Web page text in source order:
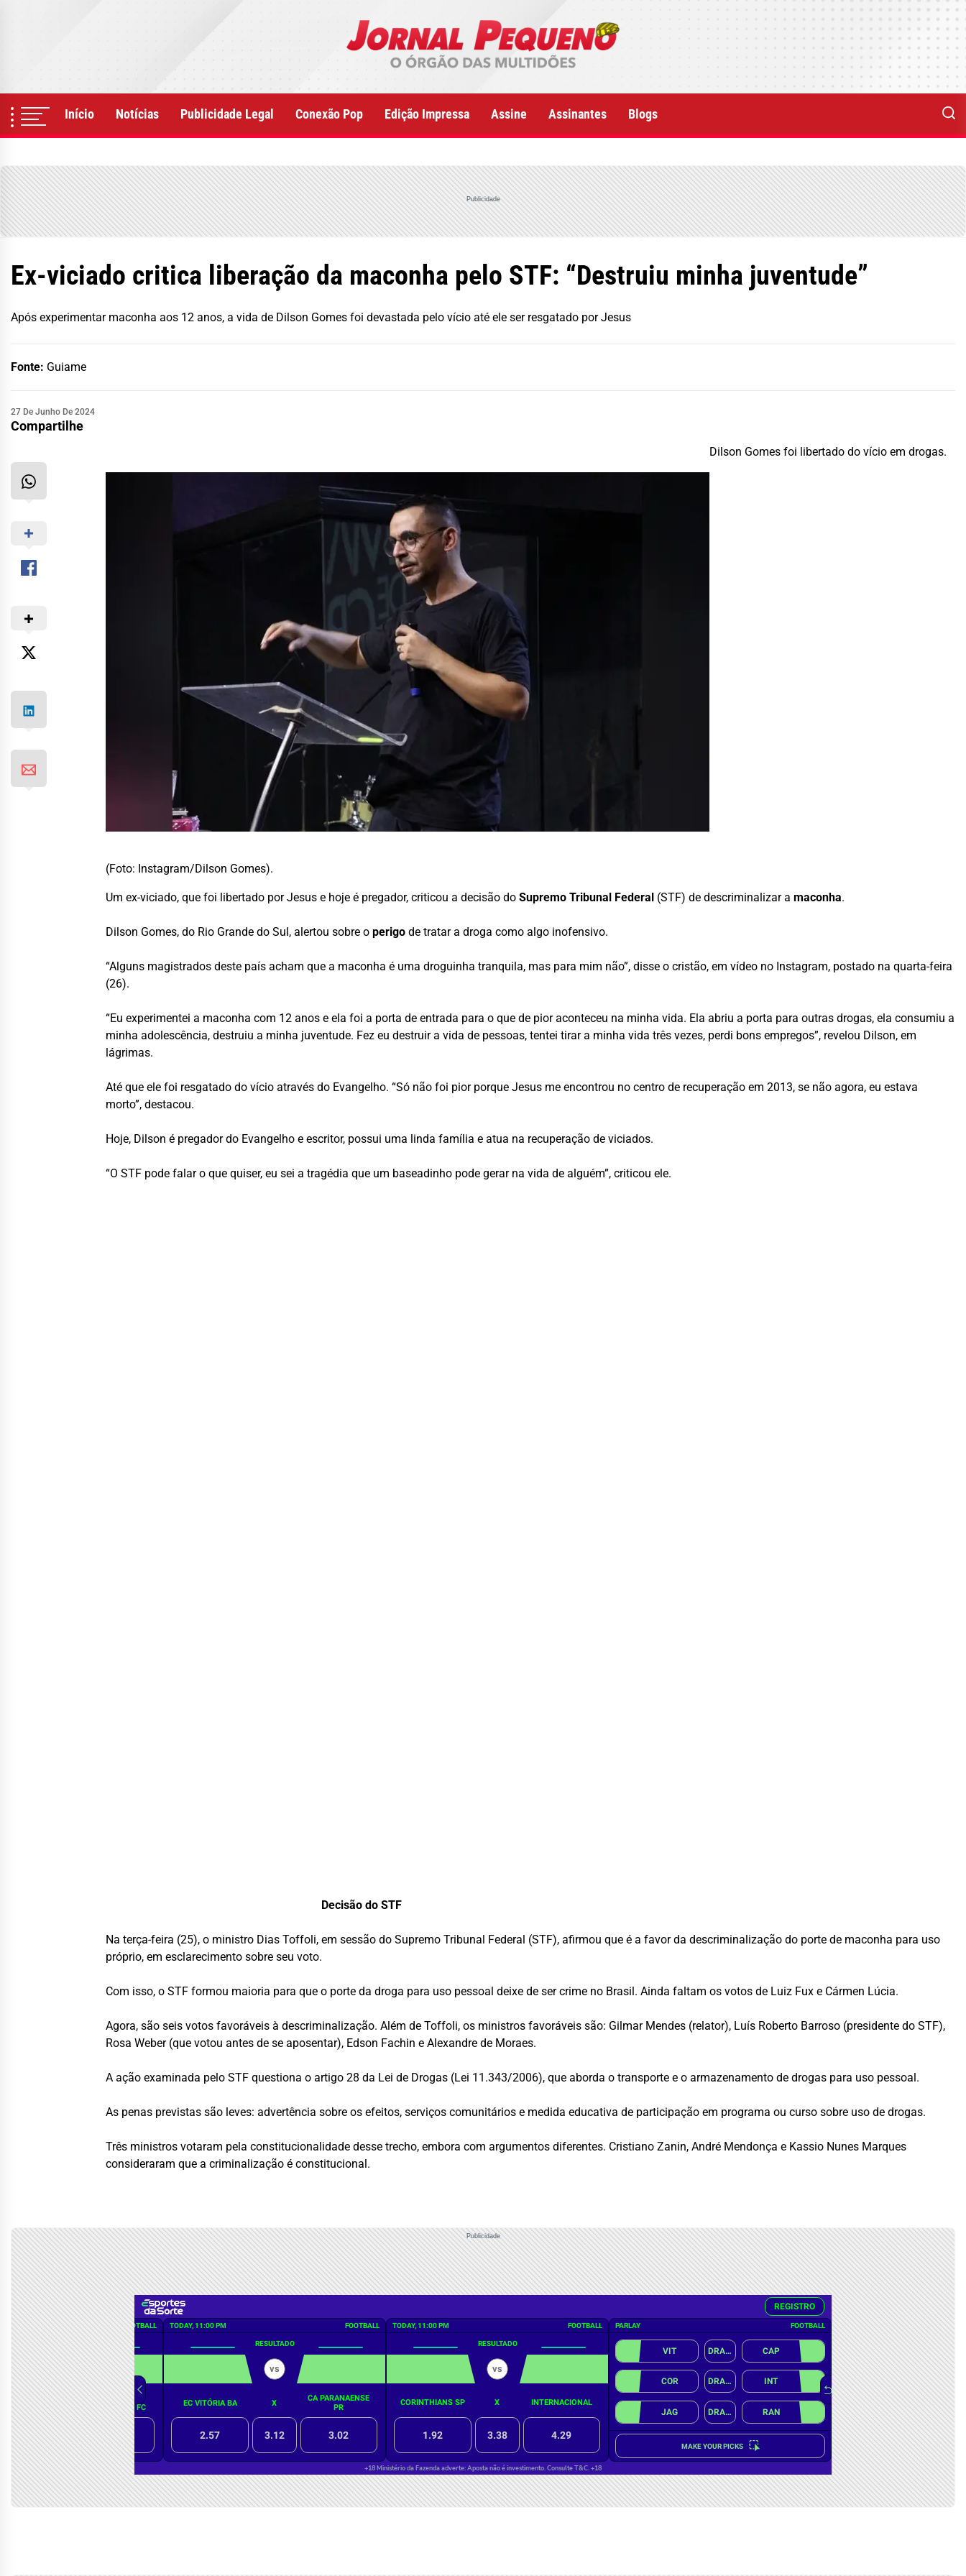
Início Notícias Publicidade Legal Conexão Pop Edição Impressa Assine Assinantes Blogs
Publicidade
Ex-viciado critica liberação da maconha pelo STF: “Destruiu minha juventude”
Após experimentar maconha aos 12 anos, a vida de Dilson Gomes foi devastada pelo vício até ele ser resgatado por Jesus
Fonte: Guiame
27 De Junho De 2024
Compartilhe
Dilson Gomes foi libertado do vício em drogas.
(Foto: Instagram/Dilson Gomes).
Um ex-viciado, que foi libertado por Jesus e hoje é pregador, criticou a decisão doSupremo Tribunal Federal (STF) de descriminalizar amaconha.
Dilson Gomes, do Rio Grande do Sul, alertou sobre operigo de tratar a droga como algo inofensivo.
“Alguns magistrados deste país acham que a maconha é uma droguinha tranquila, mas para mim não”, disse o cristão, em vídeo no Instagram, postado na quarta-feira
(26).
“Eu experimentei a maconha com 12 anos e ela foi a porta de entrada para o que de pior aconteceu na minha vida. Ela abriu a porta para outras drogas, ela consumiu a
minha adolescência, destruiu a minha juventude. Fez eu destruir a vida de pessoas, tentei tirar a minha vida três vezes, perdi bons empregos”, revelou Dilson, em
lágrimas.
Até que ele foi resgatado do vício através do Evangelho. “Só não foi pior porque Jesus me encontrou no centro de recuperação em 2013, se não agora, eu estava
morto”, destacou.
Hoje, Dilson é pregador do Evangelho e escritor, possui uma linda família e atua na recuperação de viciados.
“O STF pode falar o que quiser, eu sei a tragédia que um baseadinho pode gerar na vida de alguém”, criticou ele.
Decisão do STF
Na terça-feira (25), o ministro Dias Toffoli, em sessão do Supremo Tribunal Federal (STF), afirmou que é a favor da descriminalização do porte de maconha para uso
próprio, em esclarecimento sobre seu voto.
Com isso, o STF formou maioria para que o porte da droga para uso pessoal deixe de ser crime no Brasil. Ainda faltam os votos de Luiz Fux e Cármen Lúcia.
Agora, são seis votos favoráveis à descriminalização. Além de Toffoli, os ministros favoráveis são: Gilmar Mendes (relator), Luís Roberto Barroso (presidente do STF),
Rosa Weber (que votou antes de se aposentar), Edson Fachin e Alexandre de Moraes.
A ação examinada pelo STF questiona o artigo 28 da Lei de Drogas (Lei 11.343/2006), que aborda o transporte e o armazenamento de drogas para uso pessoal.
As penas previstas são leves: advertência sobre os efeitos, serviços comunitários e medida educativa de participação em programa ou curso sobre uso de drogas.
Três ministros votaram pela constitucionalidade desse trecho, embora com argumentos diferentes. Cristiano Zanin, André Mendonça e Kassio Nunes Marques
consideraram que a criminalização é constitucional.
Publicidade